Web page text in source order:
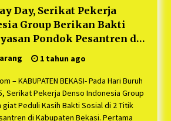
Penggerak Lingkungan dari Sampah
Berlian
ago
Berangkatkan Ratusan Peserta : Mudik
ago
Umum Jurpala KOSMI Indonesia Gilang
Day, Serikat Pekerja
Group Berikan Bakti
Pondok Pesantren di
1 tahun ago
– KABUPATEN BEKASI- Pada Hari Buruh
Serikat Pekerja Denso Indonesia Group
giat Peduli Kasih Bakti Sosial di 2 Titik
di Kabupaten Bekasi. Pertama